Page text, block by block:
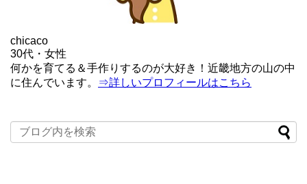
chicaco
30代・女性
何かを育てる＆手作りするのが大好き！近畿地方の山の中
に住んでいます。
⇒詳しいプロフィールはこちら